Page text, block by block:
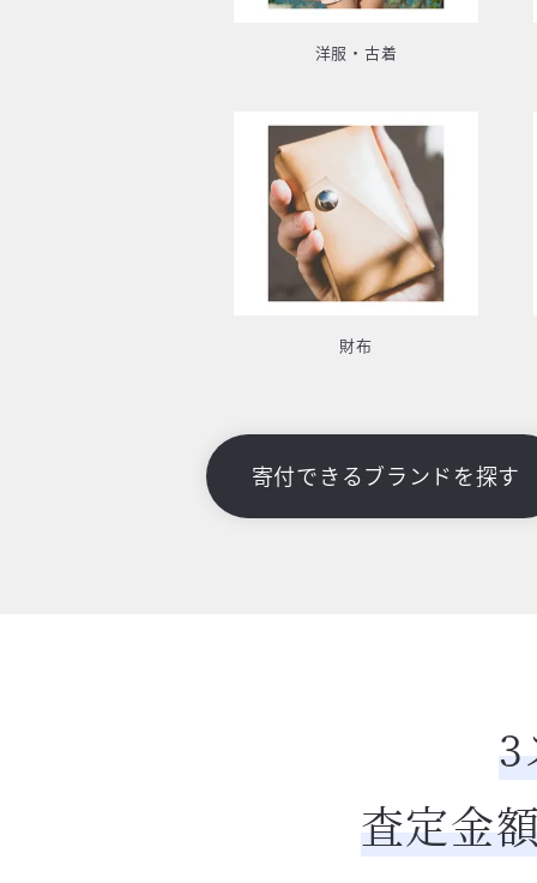
洋服・古着
財布
寄付できるブランドを探す
3
査定金